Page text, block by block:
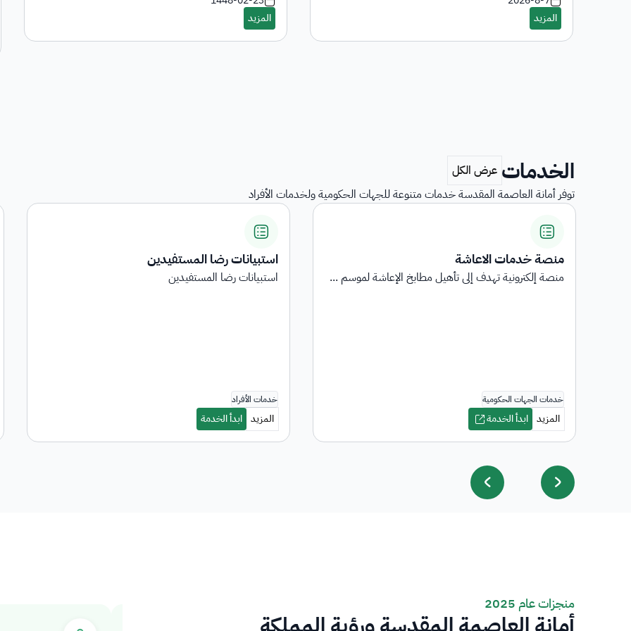
الخدمات
توفر أمانة العاصمة المقدسة خدمات متنوعة للجهات الحكومية ولخدمات الأفراد
استبيانات رضا المستفيدين
استبيانات رضا المستفيدين
المنقولات
هي خدمة عرض المنقولات المرجعة على الجهات الحكومية
منجزات عام 2025